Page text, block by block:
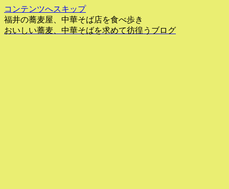
コンテンツへスキップ
福井の蕎麦屋、中華そば店を食べ歩き
おいしい蕎麦、中華そばを求めて彷徨うブログ